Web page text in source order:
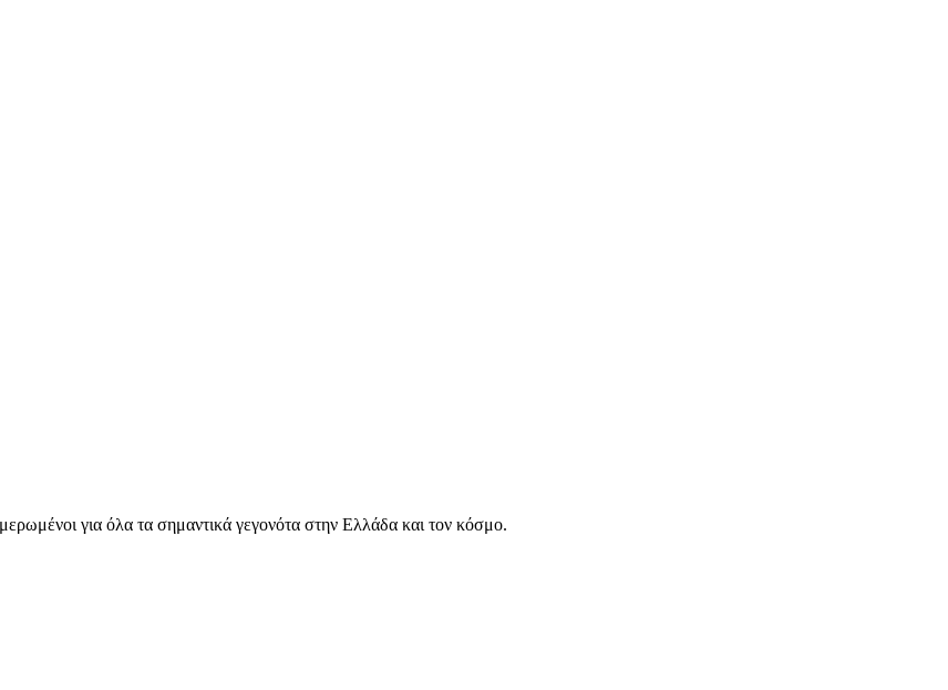
για όλα τα σημαντικά γεγονότα στην Ελλάδα και τον κόσμο.